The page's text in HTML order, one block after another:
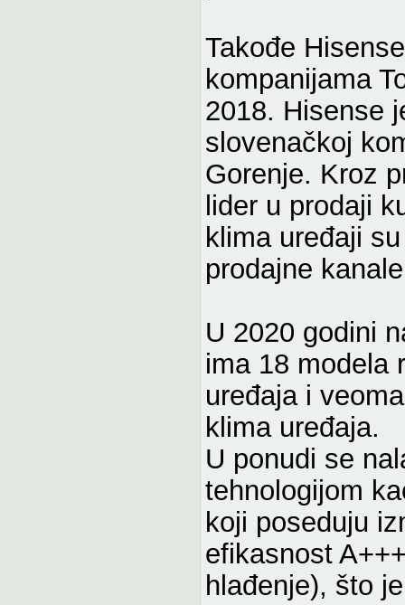
Takođe
kompanijama
2018. Hisense
slovenačkoj
Gorenje. Kroz
lider u prodaji
klima uređaji
prodajne
U 2020 godini
ima 18 modela
uređaja i
klima uređaja.
U ponudi se
tehnologijom
koji poseduju
efikasnost
hlađenje), što